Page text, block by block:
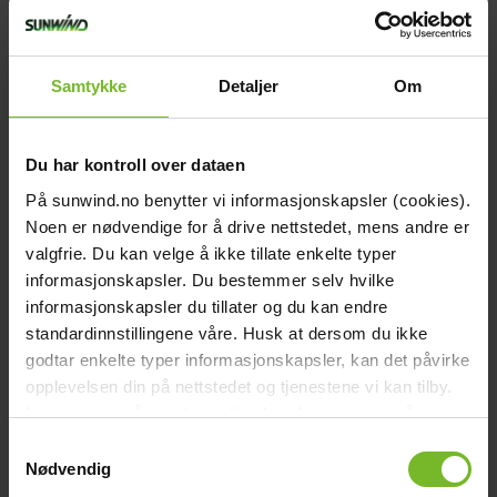
Samtykke Detaljer Om
Du har kontroll over dataen
På sunwind.no benytter vi informasjonskapsler (cookies).
Noen er nødvendige for å drive nettstedet, mens andre er
valgfrie. Du kan velge å ikke tillate enkelte typer
informasjonskapsler. Du bestemmer selv hvilke
informasjonskapsler du tillater og du kan endre
standardinnstillingene våre. Husk at dersom du ikke
godtar enkelte typer informasjonskapsler, kan det påvirke
opplevelsen din på nettstedet og tjenestene vi kan tilby.
Les mer om vårcookiepolicyher. Les mer om våre
Nødvendig
Båt och caravan
Guide till solcellspaneler i båt
arrow_right_alt
Artikel Båt och caravan
Varför välja litiumbatteri till husbil och husvagn?
arrow_right_alt